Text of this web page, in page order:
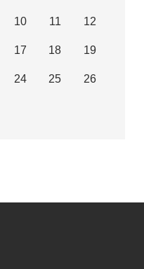
10 11 12
17 18 19
24 25 26